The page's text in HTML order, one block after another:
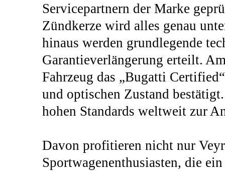
Servicepartnern der Marke
Zündkerze wird alles genau
hinaus werden grundlegende
Garantieverlängerung erteilt.
Fahrzeug das „Bugatti
und optischen Zustand
hohen Standards weltweit zur
Davon profitieren nicht nur
Sportwagenenthusiasten, die